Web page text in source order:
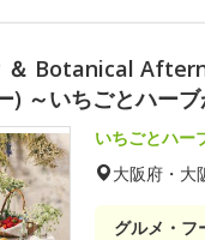
Botanical
) ～いちごとハー
いちごとハー
大阪府・大
グルメ・フ